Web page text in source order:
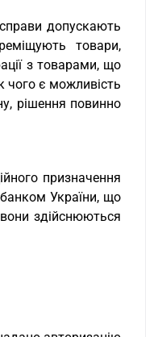
допускають
товари,
з товарами, що
чого є можливість
рішення повинно
призначення
України, що
здійснюються